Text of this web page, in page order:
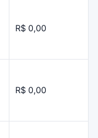
R$ 0,00
R$ 0,00